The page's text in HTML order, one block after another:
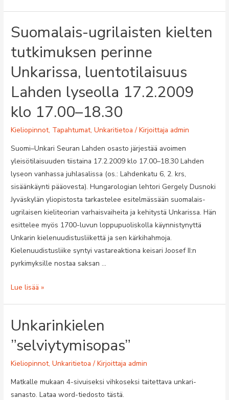
Suomalais-ugrilaisten kielten
tutkimuksen perinne
Unkarissa, luentotilaisuus
Lahden lyseolla 17.2.2009
klo 17.00–18.30
Kieliopinnot, Tapahtumat,Unkaritietoa / Kirjoittaja admin
Suomi–Unkari Seuran Lahden osasto järjestää avoimen
yleisötilaisuuden tiistaina 17.2.2009 klo 17.00–18.30 Lahden
lyseon vanhassa juhlasalissa (os.: Lahdenkatu 6, 2. krs,
sisäänkäynti pääovesta). Hungarologian lehtori Gergely Dusnoki
Jyväskylän yliopistosta tarkastelee esitelmässään suomalais-
ugrilaisen kieliteorian varhaisvaiheita ja kehitystä Unkarissa. Hän
esittelee myös 1700-luvun loppupuoliskolla käynnistynyttä
Unkarin kielenuudistusliikettä ja sen kärkihahmoja.
Kielenuudistusliike syntyi vastareaktiona keisari Joosef II:n
pyrkimyksille nostaa saksan …
Suomalais-
tutkimuksen
perinne
Unkarissa,
luentotilaisuus
Lue lisää »
Unkarinkielen
”selviytymisopas”
Kieliopinnot,Unkaritietoa / Kirjoittaja admin
Matkalle mukaan 4-sivuiseksi vihkoseksi taitettava unkari-
sanasto. Lataa word-tiedosto tästä.